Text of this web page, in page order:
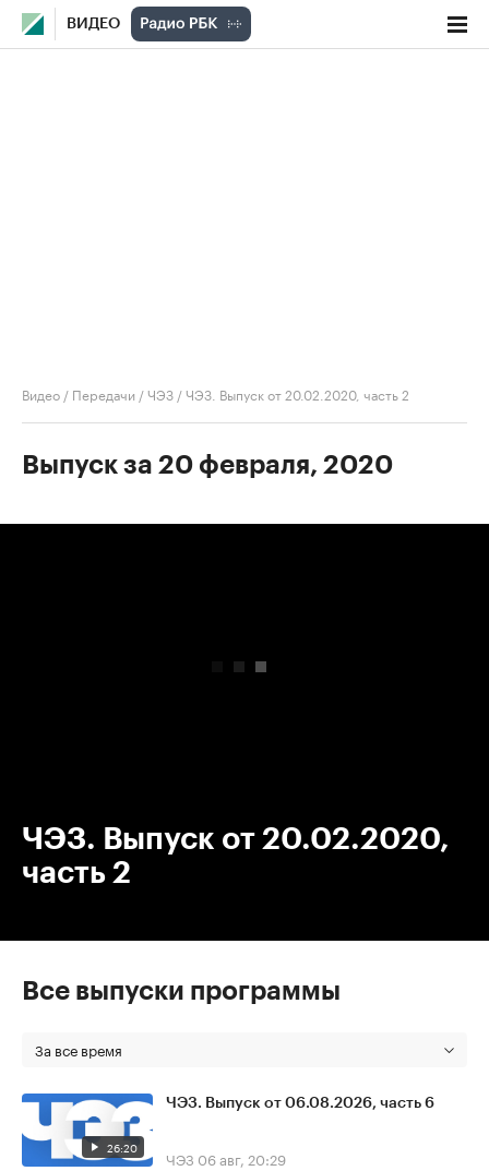
ВИДЕО
Видео / Передачи /ЧЭЗ /ЧЭЗ. Выпуск от 20.02.2020, часть 2
Выпуск за 20 февраля, 2020
ЧЭЗ. Выпуск от 20.02.2020,
часть 2
Все выпуски программы
За все время
26:20
ЧЭЗ. Выпуск от 06.08.2026, часть 6
ЧЭЗ 06 авг, 20:29